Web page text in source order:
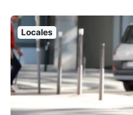
Locales